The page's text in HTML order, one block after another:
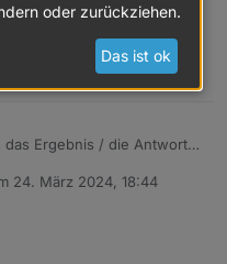
RGB | Gosund SP1 |
| openWB
0
das Ergebnis / die Antwort
24. März 2024, 18:44
von
oder zurückziehen.
Das ist ok